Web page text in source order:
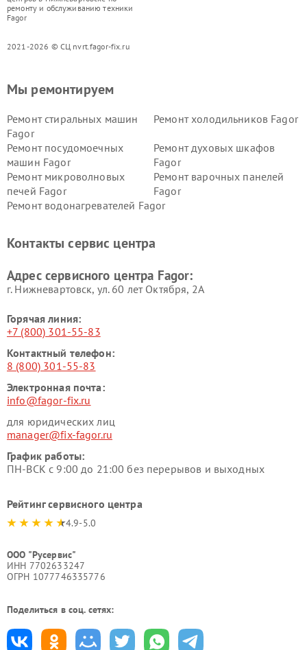
ремонту и обслуживанию техники
Fagor
2021-2026 © СЦ nvrt.fagor-fix.ru
Мы ремонтируем
Ремонт стиральных машин
Fagor
Ремонт холодильников Fagor
Ремонт посудомоечных
машин Fagor
Ремонт духовых шкафов
Fagor
Ремонт микроволновых
печей Fagor
Ремонт варочных панелей
Fagor
Ремонт водонагревателей Fagor
Контакты сервис центра
Адрес сервисного центра Fagor:
г. Нижневартовск, ул. 60 лет Октября, 2А
Горячая линия:
+7 (800) 301-55-83
Контактный телефон:
8 (800) 301-55-83
Электронная почта:
info@fagor-fix.ru
для юридических лиц
manager@fix-fagor.ru
График работы:
ПН-ВСК с 9:00 до 21:00 без перерывов и выходных
Рейтинг сервисного центра
4.9-5.0
ООО "Русервис"
ИНН 7702633247
ОГРН 1077746335776
Поделиться в соц. сетях: